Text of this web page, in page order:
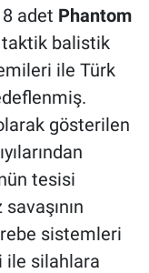
adet Phantom
balistik
ile Türk
gösterilen
tesisi
sistemleri
ile silahlara